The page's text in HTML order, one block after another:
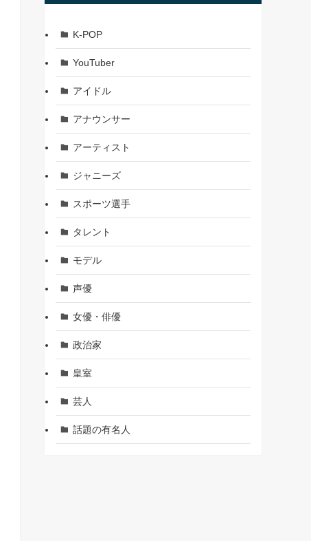
K-POP
YouTuber
アイドル
アナウンサー
アーティスト
ジャニーズ
スポーツ選手
タレント
モデル
声優
女優・俳優
政治家
皇室
芸人
話題の有名人